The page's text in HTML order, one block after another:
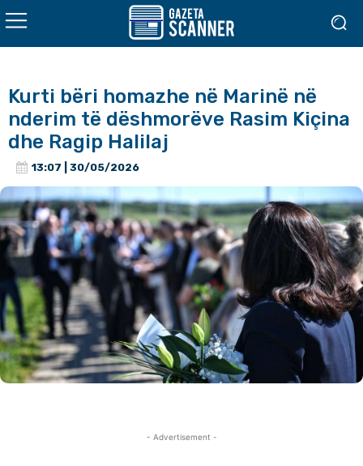
Kurti bëri homazhe në Marinë në
nderim të dëshmorëve Rasim Kiçina
dhe Ragip Halilaj
13:07 | 30/05/2026
- Advertisement -